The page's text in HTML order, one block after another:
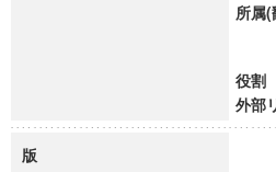
所属(
役割
外部
版